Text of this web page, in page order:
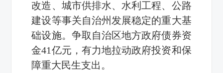
改造、城市供排水、水利工程、公路
建设等事关自治州发展稳定的重大基
础设施。争取自治区地方政府债券资
金41亿元，有力地拉动政府投资和保
障重大民生支出。